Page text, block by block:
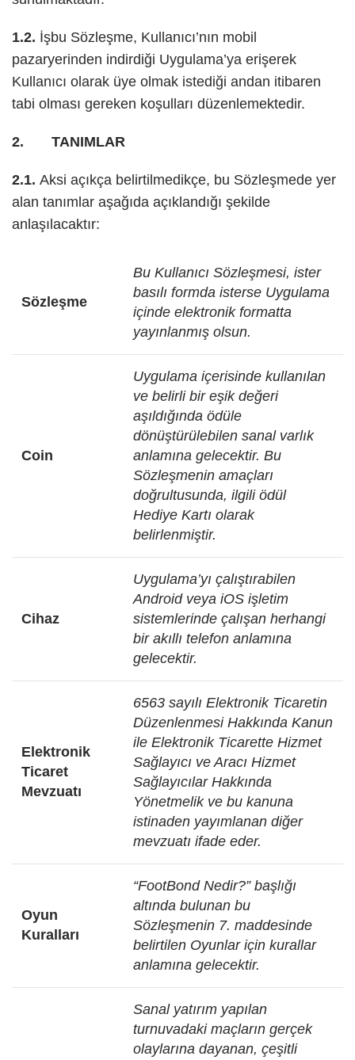
1.2. İşbu Sözleşme, Kullanıcı’nın mobil
pazaryerinden indirdiği Uygulama’ya erişerek
Kullanıcı olarak üye olmak istediği andan itibaren
tabi olması gereken koşulları düzenlemektedir.
2. TANIMLAR
2.1. Aksi açıkça belirtilmedikçe, bu Sözleşmede yer
alan tanımlar aşağıda açıklandığı şekilde
anlaşılacaktır:
Sözleşme
Bu Kullanıcı Sözleşmesi, ister
basılı formda isterse Uygulama
içinde elektronik formatta
yayınlanmış olsun.
Coin
Uygulama içerisinde kullanılan
ve belirli bir eşik değeri
aşıldığında ödüle
dönüştürülebilen sanal varlık
anlamına gelecektir. Bu
Sözleşmenin amaçları
doğrultusunda, ilgili ödül
Hediye Kartı olarak
belirlenmiştir.
Cihaz
Uygulama’yı çalıştırabilen
Android veya iOS işletim
sistemlerinde çalışan herhangi
bir akıllı telefon anlamına
gelecektir.
Elektronik
Ticaret
Mevzuatı
6563 sayılı Elektronik Ticaretin
Düzenlenmesi Hakkında Kanun
ile Elektronik Ticarette Hizmet
Sağlayıcı ve Aracı Hizmet
Sağlayıcılar Hakkında
Yönetmelik ve bu kanuna
istinaden yayımlanan diğer
mevzuatı ifade eder.
Oyun
Kuralları
“FootBond Nedir?” başlığı
altında bulunan bu
Sözleşmenin 7. maddesinde
belirtilen Oyunlar için kurallar
anlamına gelecektir.
Sanal yatırım yapılan
turnuvadaki maçların gerçek
olaylarına dayanan, çeşitli